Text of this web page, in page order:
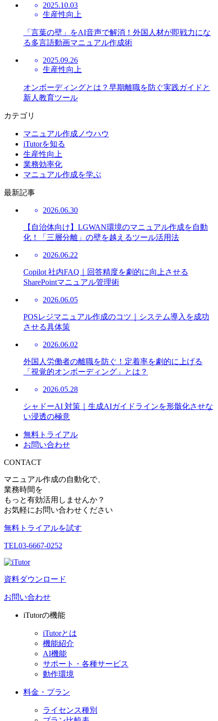
2025.10.03
生産性向上
「言葉の壁」をAI音声で解消！外国人材が即戦力にな
る多言語動画マニュアル作成術
2025.09.26
生産性向上
オンボーディングとは？早期離職を防ぐ実践ガイドと
新人教育ツール
カテゴリ
マニュアル作成ノウハウ
iTutorを知る
生産性向上
業務効率化
マニュアル作成を学ぶ
最新記事
2026.06.30
【自治体向け】LGWAN環境のマニュアル作成を自動
化！「三層分離」の壁を越えるツール活用法
2026.06.22
Copilot 社内FAQ｜回答精度を劇的に向上させる
SharePointマニュアル管理術
2026.06.05
POSレジマニュアル作成のコツ｜システム導入を成功
させる具体策
2026.06.02
外国人労働者の離職を防ぐ！定着率を劇的に上げる
「視覚的オンボーディング」とは？
2026.05.28
シャドーAI 対策｜生成AIガイドラインを形骸化させな
い浸透の極意
無料トライアル
お問い合わせ
CONTACT
マニュアル作成の自動化で、
業務時間を
もっと有効活用しませんか？
お気軽にお問い合わせください
無料トライアルを試す
TEL03-6667-0252
資料ダウンロード
お問い合わせ
iTutorの機能
iTutorとは
機能紹介
AI機能
サポート・各種サービス
動作環境
料金・プラン
ライセンス種別